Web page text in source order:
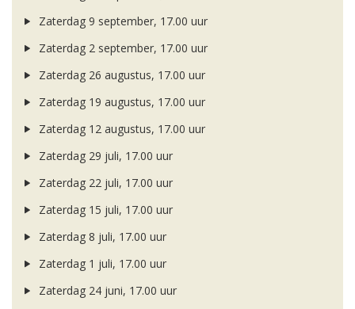
Zaterdag 9 september, 17.00 uur
Zaterdag 2 september, 17.00 uur
Zaterdag 26 augustus, 17.00 uur
Zaterdag 19 augustus, 17.00 uur
Zaterdag 12 augustus, 17.00 uur
Zaterdag 29 juli, 17.00 uur
Zaterdag 22 juli, 17.00 uur
Zaterdag 15 juli, 17.00 uur
Zaterdag 8 juli, 17.00 uur
Zaterdag 1 juli, 17.00 uur
Zaterdag 24 juni, 17.00 uur